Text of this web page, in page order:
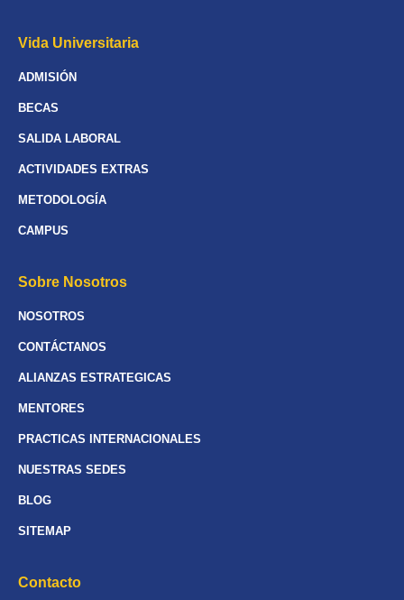
Vida Universitaria
ADMISIÓN
BECAS
SALIDA LABORAL
ACTIVIDADES EXTRAS
METODOLOGÍA
CAMPUS
Sobre Nosotros
NOSOTROS
CONTÁCTANOS
ALIANZAS ESTRATEGICAS
MENTORES
PRACTICAS INTERNACIONALES
NUESTRAS SEDES
BLOG
SITEMAP
Contacto